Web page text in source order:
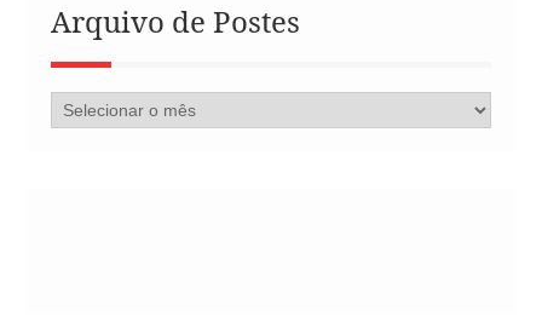
Arquivo de Postes
Arquivo
de